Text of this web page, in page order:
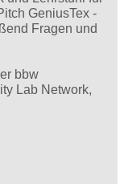
GeniusTex -
Fragen und
bbw
Lab Network,